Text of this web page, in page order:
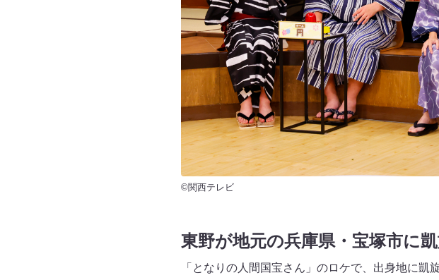
©関西テレビ
東野が地元の兵庫県・宝塚市に凱
「となりの人間国宝さん」のロケで、出身地に